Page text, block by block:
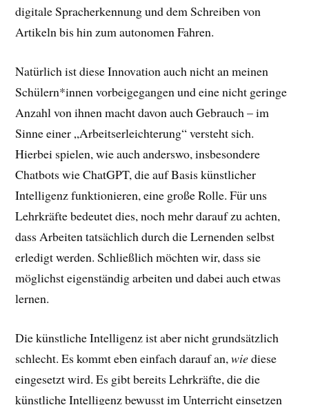
digitale Spracherkennung und dem Schreiben von
Artikeln bis hin zum autonomen Fahren.
Natürlich ist diese Innovation auch nicht an meinen
Schülern*innen vorbeigegangen und eine nicht geringe
Anzahl von ihnen macht davon auch Gebrauch – im
Sinne einer „Arbeitserleichterung“ versteht sich.
Hierbei spielen, wie auch anderswo, insbesondere
Chatbots wie ChatGPT, die auf Basis künstlicher
Intelligenz funktionieren, eine große Rolle. Für uns
Lehrkräfte bedeutet dies, noch mehr darauf zu achten,
dass Arbeiten tatsächlich durch die Lernenden selbst
erledigt werden. Schließlich möchten wir, dass sie
möglichst eigenständig arbeiten und dabei auch etwas
lernen.
Die künstliche Intelligenz ist aber nicht grundsätzlich
schlecht. Es kommt eben einfach darauf an,wiediese
eingesetzt wird. Es gibt bereits Lehrkräfte, die die
künstliche Intelligenz bewusst im Unterricht einsetzen